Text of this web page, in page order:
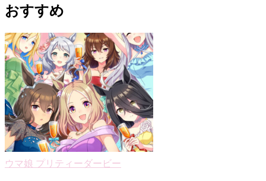
ビ
ゲ
ー
シ
ョ
ン
おすすめ
ウマ娘 プリティーダービー